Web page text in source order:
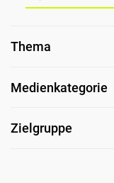
Thema
Medienkategorie
Zielgruppe